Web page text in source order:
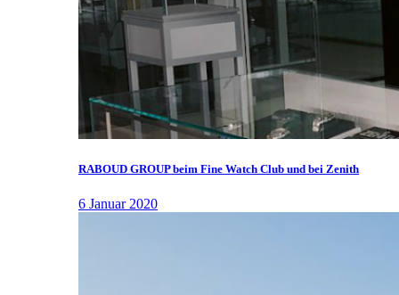
RABOUD GROUP beim Fine Watch Club und bei Zenith
6 Januar 2020